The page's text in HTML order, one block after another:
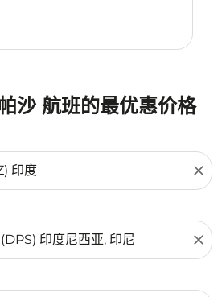
沙 航班的最优惠价格
close
close